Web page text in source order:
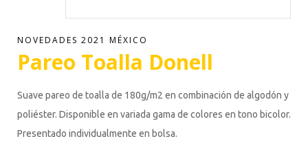
NOVEDADES 2021 MÉXICO
Pareo Toalla Donell
Suave pareo de toalla de 180g/m2 en combinación de algodón y
poliéster. Disponible en variada gama de colores en tono bicolor.
Presentado individualmente en bolsa.